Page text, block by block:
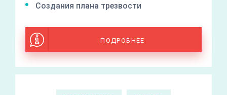
Создания плана трезвости
ПОДРОБНЕЕ